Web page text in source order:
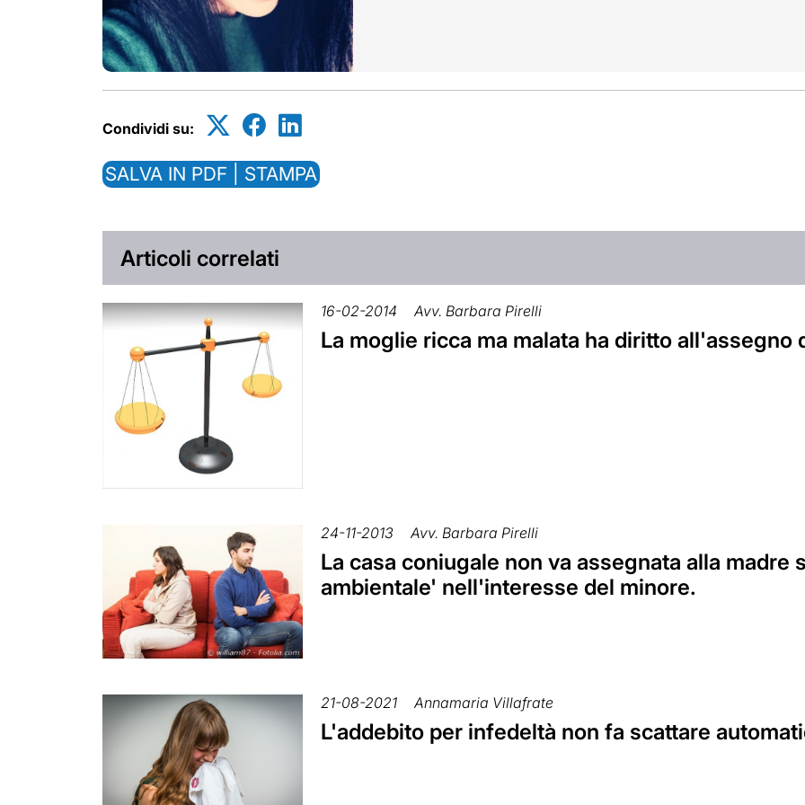
Condividi su:
SALVA IN PDF | STAMPA
Articoli correlati
16-02-2014 Avv. Barbara Pirelli
La moglie ricca ma malata ha diritto all'assegno
24-11-2013 Avv. Barbara Pirelli
La casa coniugale non va assegnata alla madre
ambientale' nell'interesse del minore.
21-08-2021 Annamaria Villafrate
L'addebito per infedeltà non fa scattare